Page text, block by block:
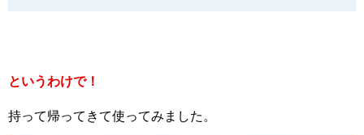
というわけで！
持って帰ってきて使ってみました。